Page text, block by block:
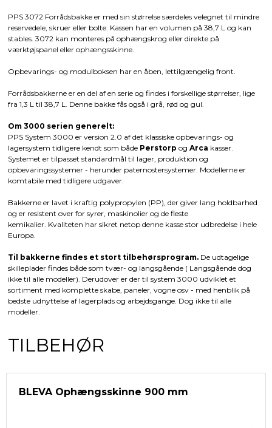
PPS 3072 Forrådsbakke er med sin størrelse særdeles velegnet til mindre
reservedele, skruer eller bolte. Kassen har en volumen på 38,7 L og kan
stables. 3072 kan monteres på ophængskrog eller direkte på
værktøjspanel eller ophængsskinne.
Opbevarings- og modulboksen har en åben, lettilgængelig front.
Forrådsbakkerne er en del af en serie og findes i forskellige størrelser, lige
fra 1,3 L til 38,7 L. Denne bakke fås også i grå, rød og gul.
Om 3000 serien generelt:
PPS System 3000 er version 2.0 af det klassiske opbevarings- og
lagersystem tidligere kendt som både Perstorp og Arca kasser.
Systemet er tilpasset standardmål til lager, produktion og
opbevaringssystemer - herunder paternostersystemer. Modellerne er
komtabile med tidligere udgaver.
Bakkerne er lavet i kraftig polypropylen (PP), der giver lang holdbarhed
og er resistent over for syrer, maskinolier og de fleste
kemikalier. Kvaliteten har sikret netop denne kasse stor udbredelse i hele
Europa.
Til bakkerne findes et stort tilbehørsprogram. De udtagelige
skilleplader findes både som tvær- og langsgående ( Langsgående dog
ikke til alle modeller). Derudover er der til system 3000 udviklet et
sortiment med komplette skabe, paneler, vogne osv - med henblik på
bedste udnyttelse af lagerplads og arbejdsgange. Dog ikke til alle
modeller.
TILBEHØR
BLEVA Ophængsskinne 900 mm